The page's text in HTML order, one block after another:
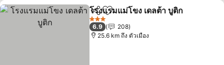
แชร์ เพิ่มในรายการโปรด
โรงแรมแม่โขง เดลต้า บูติก
3 ดาว
6.9
208
25.6 km ถึง ตัวเมือง